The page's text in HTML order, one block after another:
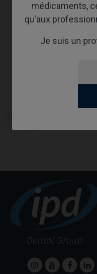
médicaments,
qu'aux
Je suis un